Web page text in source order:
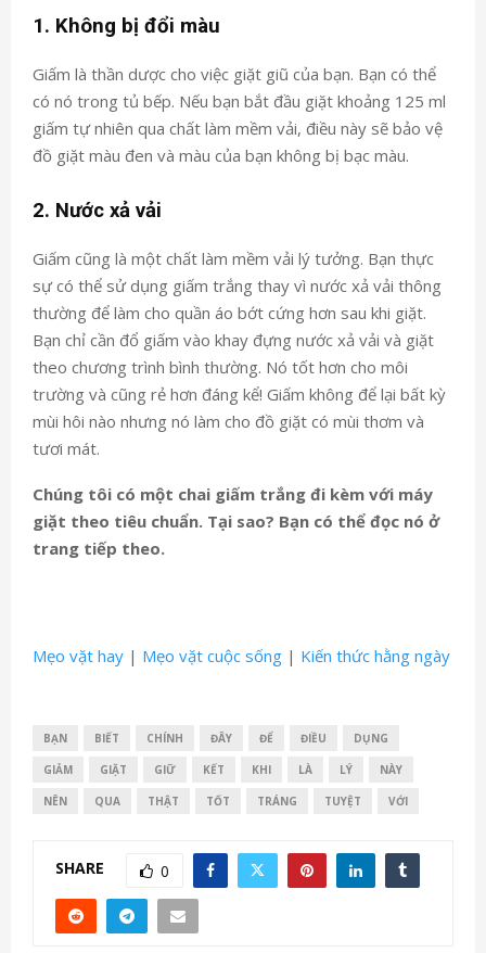
1. Không bị đổi màu
Giấm là thần dược cho việc giặt giũ của bạn. Bạn có thể
có nó trong tủ bếp. Nếu bạn bắt đầu giặt khoảng 125 ml
giấm tự nhiên qua chất làm mềm vải, điều này sẽ bảo vệ
đồ giặt màu đen và màu của bạn không bị bạc màu.
2. Nước xả vải
Giấm cũng là một chất làm mềm vải lý tưởng. Bạn thực
sự có thể sử dụng giấm trắng thay vì nước xả vải thông
thường để làm cho quần áo bớt cứng hơn sau khi giặt.
Bạn chỉ cần đổ giấm vào khay đựng nước xả vải và giặt
theo chương trình bình thường. Nó tốt hơn cho môi
trường và cũng rẻ hơn đáng kể! Giấm không để lại bất kỳ
mùi hôi nào nhưng nó làm cho đồ giặt có mùi thơm và
tươi mát.
Chúng tôi có một chai giấm trắng đi kèm với máy
giặt theo tiêu chuẩn. Tại sao? Bạn có thể đọc nó ở
trang tiếp theo.
Mẹo vặt hay | Mẹo vặt cuộc sống | Kiến thức hằng ngày
BẠN BIẾT CHÍNH ĐÂY ĐỂ ĐIỀU DỤNG
GIẢM GIẶT GIỮ KẾT KHI LÀ LÝ NÀY
NÊN QUA THẬT TỐT TRÁNG TUYỆT VỚI
SHARE 0